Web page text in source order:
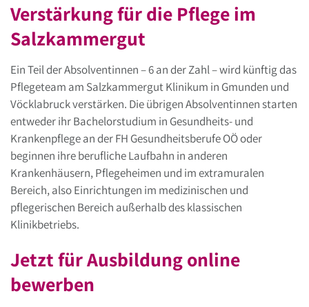
Verstärkung für die Pflege im
Salzkammergut
Ein Teil der Absolventinnen – 6 an der Zahl – wird künftig das
Pflegeteam am Salzkammergut Klinikum in Gmunden und
Vöcklabruck verstärken. Die übrigen Absolventinnen starten
entweder ihr Bachelorstudium in Gesundheits- und
Krankenpflege an der FH Gesundheitsberufe OÖ oder
beginnen ihre berufliche Laufbahn in anderen
Krankenhäusern, Pflegeheimen und im extramuralen
Bereich, also Einrichtungen im medizinischen und
pflegerischen Bereich außerhalb des klassischen
Klinikbetriebs.
Jetzt für Ausbildung online
bewerben